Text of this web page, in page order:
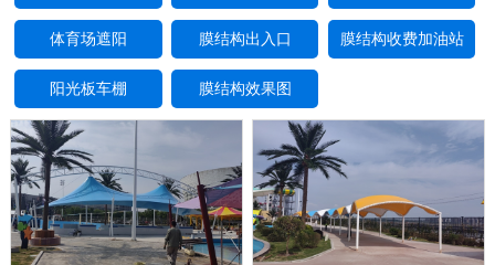
体育场遮阳 膜结构出入口 膜结构收费加油站
阳光板车棚 膜结构效果图